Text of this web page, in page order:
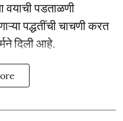
वयाची पडताळणी
पद्धतींची चाचणी करत
दिली आहे.